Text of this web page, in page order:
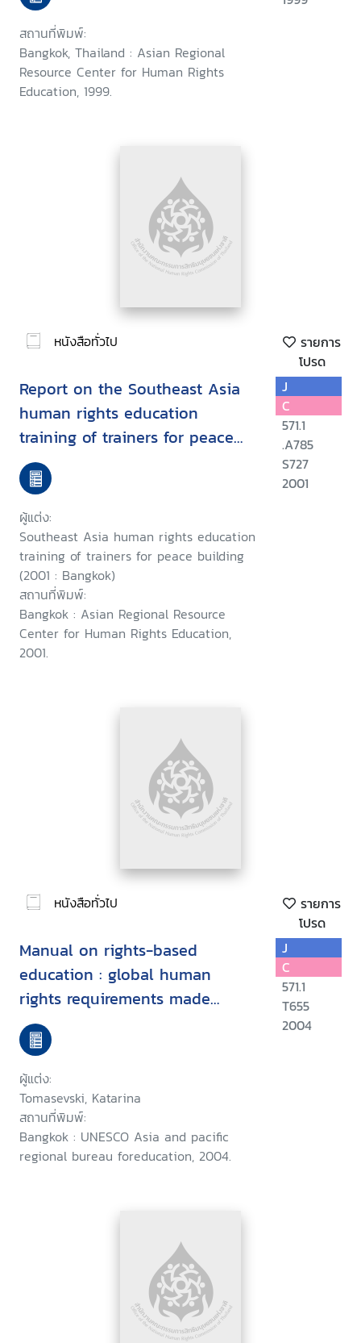
สถานที่พิมพ์:
Bangkok, Thailand : Asian Regional
Resource Center for Human Rights
Education, 1999.
หนังสือทั่วไป
รายการ
โปรด
Report on the Southeast Asia
human rights education
training of trainers for peace
building ; Bangkok, Thailand
October 23-27, 2001
ผู้แต่ง:
Southeast Asia human rights education
training of trainers for peace building
(2001 : Bangkok)
สถานที่พิมพ์:
Bangkok : Asian Regional Resource
Center for Human Rights Education,
2001.
J
C
571.1
.A785
S727
2001
หนังสือทั่วไป
รายการ
โปรด
Manual on rights-based
education : global human
rights requirements made
simple
ผู้แต่ง:
Tomasevski, Katarina
สถานที่พิมพ์:
Bangkok : UNESCO Asia and pacific
regional bureau foreducation, 2004.
J
C
571.1
T655
2004